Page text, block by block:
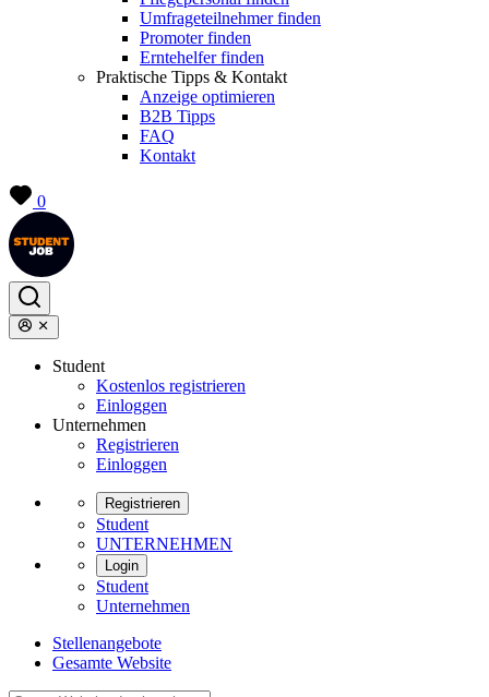
Umfrageteilnehmer finden
Promoter finden
Erntehelfer finden
Praktische Tipps & Kontakt
Anzeige optimieren
B2B Tipps
FAQ
Kontakt
0
Student
Kostenlos registrieren
Einloggen
Unternehmen
Registrieren
Einloggen
Registrieren
Student
UNTERNEHMEN
Login
Student
Unternehmen
Stellenangebote
Gesamte Website